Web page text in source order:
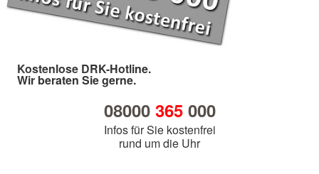
Kostenlose DRK-Hotline.
Wir beraten Sie gerne.
08000 365000
Infos für Sie kostenfrei
rund um die Uhr